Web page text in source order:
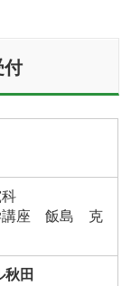
付
講座 飯島 克
田